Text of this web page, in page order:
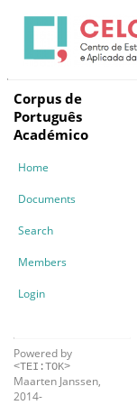
Corpus de
Português
Académico
Home
Documents
Search
Members
Login
Powered by
<TEI:TOK>
Maarten Janssen,
2014-